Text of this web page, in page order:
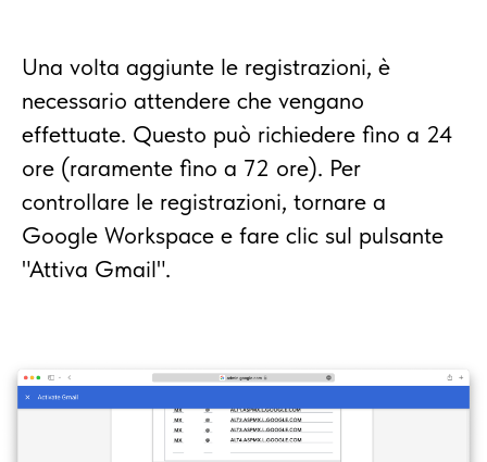
Una volta aggiunte le registrazioni, è
necessario attendere che vengano
effettuate. Questo può richiedere fino a 24
ore (raramente fino a 72 ore). Per
controllare le registrazioni, tornare a
Google Workspace e fare clic sul pulsante
"Attiva Gmail".